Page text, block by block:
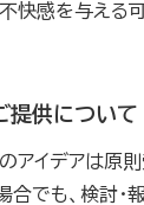
快感を与える
提供について
アイデアは原
でも、検討・